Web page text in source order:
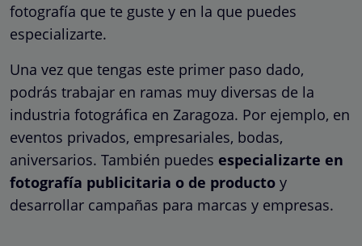
fotografía que te guste y en la que puedes
especializarte.
Una vez que tengas este primer paso dado,
podrás trabajar en ramas muy diversas de la
industria fotográfica en Zaragoza. Por ejemplo, en
eventos privados, empresariales, bodas,
aniversarios. También puedes especializarte en
fotografía publicitaria o de producto y
desarrollar campañas para marcas y empresas.